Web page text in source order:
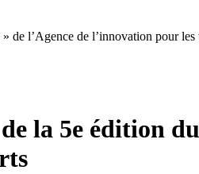
de l’Agence de l’innovation pour les
la 5e édition